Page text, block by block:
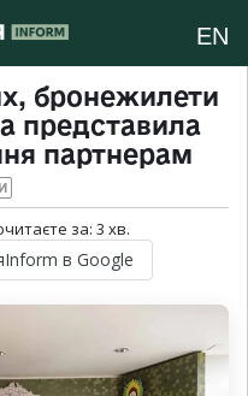
EN
бронежилети
представила
партнерам
за: 3 хв.
в Google